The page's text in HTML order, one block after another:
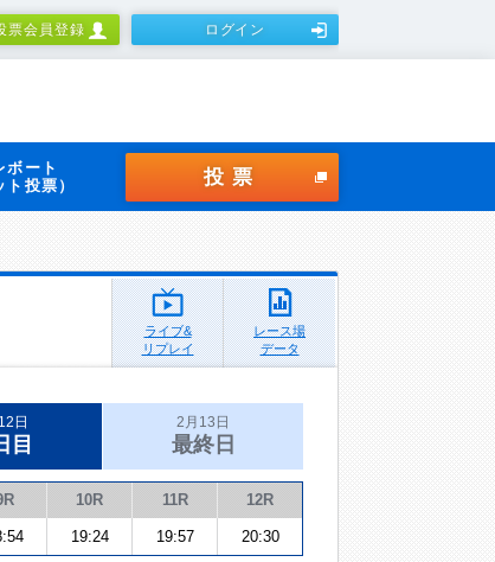
票会員登録 ログイン
ボート
ト投票）
投票
ライブ&
リプレイ
レース場
データ
日
目
2月13日
最終日
10R 11R 12R
19:24 19:57 20:30